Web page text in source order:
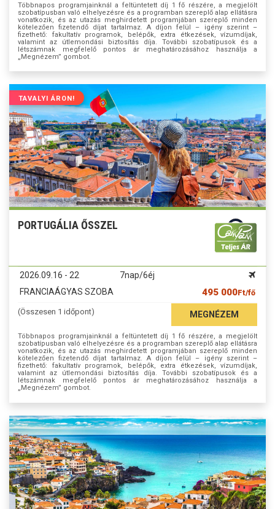
Többnapos programjainknál a feltüntetett díj 1 fő részére, a megjelölt
szobatípusban való elhelyezésre és a programban szereplő alap ellátásra
vonatkozik, és az utazás meghirdetett programjában szereplő minden
kötelezően fizetendő díjat tartalmaz. A díjon felül – igény szerint –
fizethető: fakultatív programok, belépők, extra étkezések, vízumdíjak,
valamint az útlemondási biztosítás díja. További szobatípusok és a
létszámnak megfelelő pontos ár meghatározásához használja a
„Megnézem” gombot.
TAVALYI ÁRON!
PORTUGÁLIA ŐSSZEL
2026.09.16 - 22
7nap/6éj
FRANCIAÁGYAS SZOBA
495 000Ft/fő
(Összesen 1 időpont) MEGNÉZEM
Többnapos programjainknál a feltüntetett díj 1 fő részére, a megjelölt
szobatípusban való elhelyezésre és a programban szereplő alap ellátásra
vonatkozik, és az utazás meghirdetett programjában szereplő minden
kötelezően fizetendő díjat tartalmaz. A díjon felül – igény szerint –
fizethető: fakultatív programok, belépők, extra étkezések, vízumdíjak,
valamint az útlemondási biztosítás díja. További szobatípusok és a
létszámnak megfelelő pontos ár meghatározásához használja a
„Megnézem” gombot.